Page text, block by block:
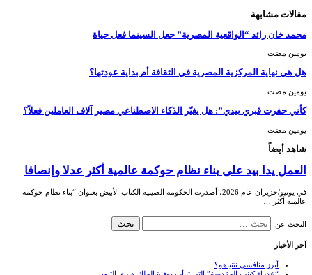
مقالات مشابهة
محمد خان رائد “الواقعية المصرية” جعل السينما فعل حياة
‏يومين مضت
هل هي نهاية المركزية المصرية في الثقافة أم بداية عودتها؟
‏يومين مضت
كأني حفرت قبري بيدي”: هل يغيّر الذكاء الاصطناعي مصير آلاف العاملين فعلاً؟
‏يومين مضت
شاهد أيضاً
العمل يدا بيد على بناء نظام حوكمة عالمية أكثر عدلا وإنصافا
في يونيو/حزيران عام 2026، أصدرت الحكومة الصينية الكتاب الأبيض بعنوان “بناء نظام حوكمة
عالمية أكثر …
البحث عن:
آخر الأخبار
أبرز منافسي نتنياهو؟